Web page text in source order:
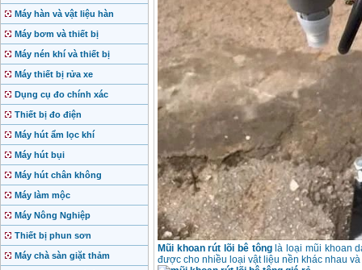
Máy hàn và vật liệu hàn
Máy bơm và thiết bị
Máy nén khí và thiết bị
Máy thiết bị rửa xe
Dụng cụ đo chính xác
Thiết bị đo điện
Máy hút ẩm lọc khí
Máy hút bụi
Máy hút chân không
Máy làm mộc
Máy Nông Nghiệp
Thiết bị phun sơn
Máy chà sàn giặt thảm
Mũi khoan rút lõi bê tông là loại mũi khoan
được cho nhiều loại vật liệu nền khác nhau